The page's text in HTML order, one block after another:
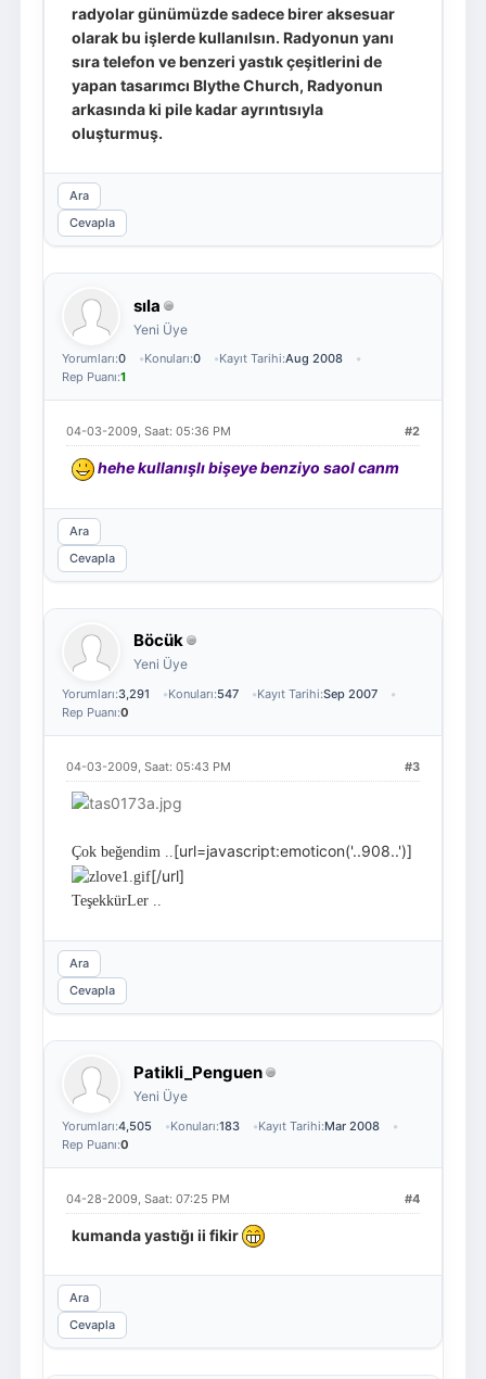
radyolar günümüzde sadece birer aksesuar
olarak bu işlerde kullanılsın. Radyonun yanı
sıra telefon ve benzeri yastık çeşitlerini de
yapan tasarımcı Blythe Church, Radyonun
arkasında ki pile kadar ayrıntısıyla
oluşturmuş.
Ara
Cevapla
sıla
Yeni Üye
Yorumları:0 Konuları:0 Kayıt Tarihi:Aug 2008
Rep Puanı:1
#2
04-03-2009, Saat: 05:36 PM
hehe kullanışlı bişeye benziyo saol canm
Ara
Cevapla
Böcük
Yeni Üye
Yorumları:3,291 Konuları:547 Kayıt Tarihi:Sep 2007
Rep Puanı:0
#3
04-03-2009, Saat: 05:43 PM
Çok beğendim .. [url=javascript:emoticon('..908..')]
[/url]
TeşekkürLer ..
Ara
Cevapla
Patikli_Penguen
Yeni Üye
Yorumları:4,505 Konuları:183 Kayıt Tarihi:Mar 2008
Rep Puanı:0
#4
04-28-2009, Saat: 07:25 PM
kumanda yastığı ii fikir
Ara
Cevapla